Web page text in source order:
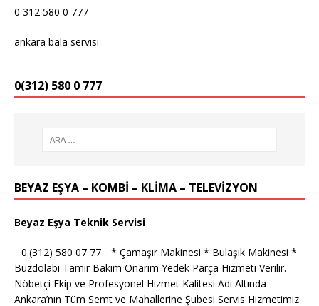
0 312 580 0 777
ankara bala servisi
0(312) 580 0 777
BEYAZ EŞYA – KOMBİ – KLİMA – TELEVİZYON
Beyaz Eşya Teknik Servisi
_ 0.(312) 580 07 77 _ * Çamaşır Makinesi * Bulaşık Makinesi *
Buzdolabı Tamir Bakım Onarım Yedek Parça Hizmeti Verilir.
Nöbetçi Ekip ve Profesyonel Hizmet Kalitesi Adı Altında
Ankara’nın Tüm Semt ve Mahallerine Şubesi Servis Hizmetimiz